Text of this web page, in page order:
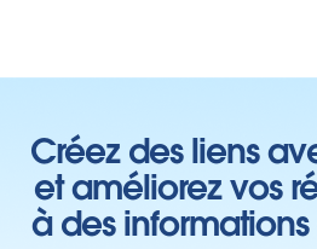
Créez des liens
et améliorez vos
à des